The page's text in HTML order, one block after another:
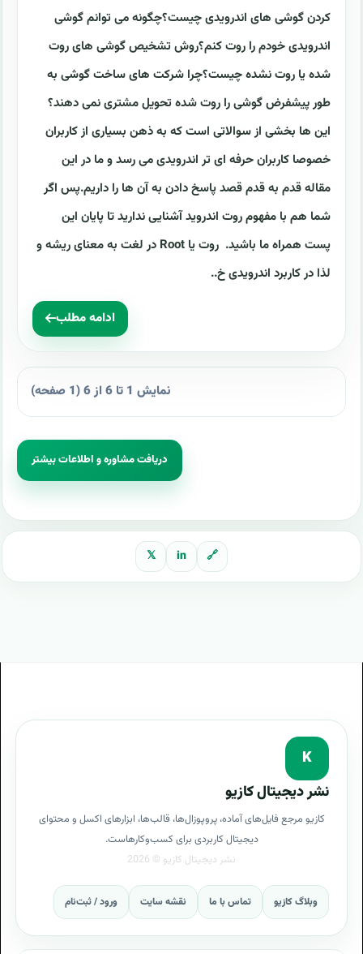
کردن گوشی های اندرویدی چیست؟چگونه می توانم گوشی
اندرویدی خودم را روت کنم؟روش تشخیص گوشی های روت
شده یا روت نشده چیست؟چرا شرکت های ساخت گوشی به
طور پیشفرض گوشی را روت شده تحویل مشتری نمی دهند؟
این ها بخشی از سوالاتی است که به ذهن بسیاری از کاربران
خصوصا کاربران حرفه ای تر اندرویدی می رسد و ما در این
مقاله قدم به قدم قصد پاسخ دادن به آن ها را داریم.پس اگر
شما هم با مفهوم روت اندروید آشنایی ندارید تا پایان این
پست همراه ما باشید. روت یا Root در لغت به معنای ریشه و
لذا در کاربرد اندرویدی خ..
ادامه مطلب
نمایش 1 تا 6 از 6 (1 صفحه)
دریافت مشاوره و اطلاعات بیشتر
🔗
in
𝕏
K
نشر دیجیتال کازیو
کازیو مرجع فایل‌های آماده، پروپوزال‌ها، قالب‌ها، ابزارهای اکسل و محتوای
دیجیتال کاربردی برای کسب‌وکارهاست.
وبلاگ کازیو تماس با ما نقشه سایت ورود / ثبت‌نام